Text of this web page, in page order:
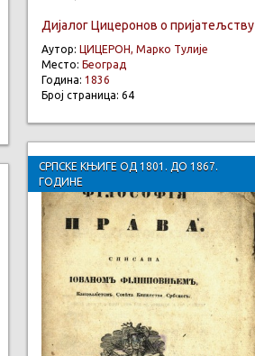
Дијалог Цицеронов о пријатељству
Аутор: ЦИЦЕРОН, Марко Тулије
Место: Београд
Година: 1836
Број страница: 64
СРПСКЕ КЊИГЕ ОД 1801. ДО 1867.
ГОДИНЕ